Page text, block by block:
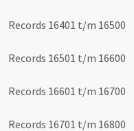
Records 16401 t/m 16500
Records 16501 t/m 16600
Records 16601 t/m 16700
Records 16701 t/m 16800